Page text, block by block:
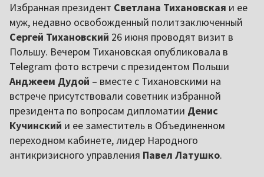
Избранная президент Светлана Тихановская и ее
муж, недавно освобожденный политзаключенный
Сергей Тихановский 26 июня проводят визит в
Польшу. Вечером Тихановская опубликовала в
Telegram фото встречи с президентом Польши
Анджеем Дудой – вместе с Тихановскими на
встрече присутствовали советник избранной
президента по вопросам дипломатии Денис
Кучинский и ее заместитель в Объединенном
переходном кабинете, лидер Народного
антикризисного управления Павел Латушко.